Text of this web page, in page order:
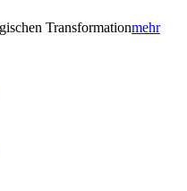
Transformationmehr